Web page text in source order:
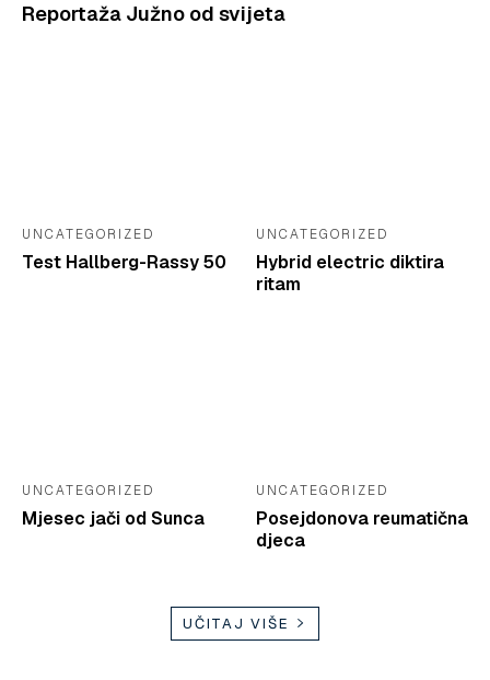
Reportaža Južno od svijeta
UNCATEGORIZED
Test Hallberg-Rassy 50
UNCATEGORIZED
Hybrid electric diktira
ritam
UNCATEGORIZED
Mjesec jači od Sunca
UNCATEGORIZED
Posejdonova reumatična
djeca
UČITAJ VIŠE